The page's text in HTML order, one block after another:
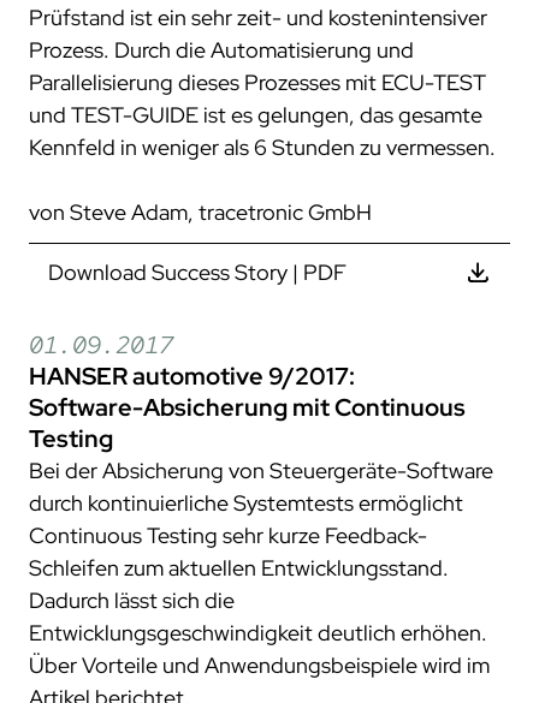
Prüfstand ist ein sehr zeit- und kostenintensiver
Prozess. Durch die Automatisierung und
Parallelisierung dieses Prozesses mit ECU-TEST
und TEST-GUIDE ist es gelungen, das gesamte
Kennfeld in weniger als 6 Stunden zu vermessen.
von Steve Adam, tracetronic GmbH
Download Success Story | PDF
01.09.2017
HANSER automotive 9/2017:
Software-Absicherung mit Continuous
Testing
Bei der Absicherung von Steuergeräte-Software
durch kontinuierliche Systemtests ermöglicht
Continuous Testing sehr kurze Feedback-
Schleifen zum aktuellen Entwicklungsstand.
Dadurch lässt sich die
Entwicklungsgeschwindigkeit deutlich erhöhen.
Über Vorteile und Anwendungsbeispiele wird im